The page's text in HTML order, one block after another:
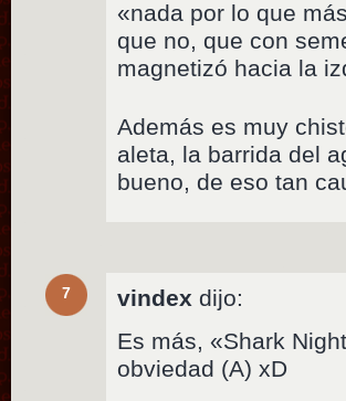
«nada por lo que
que no, que con
magnetizó hacia la
Además es muy
aleta, la barrida del
bueno, de eso tan
7 vindex dijo:
Es más, «Shark
obviedad (A) xD